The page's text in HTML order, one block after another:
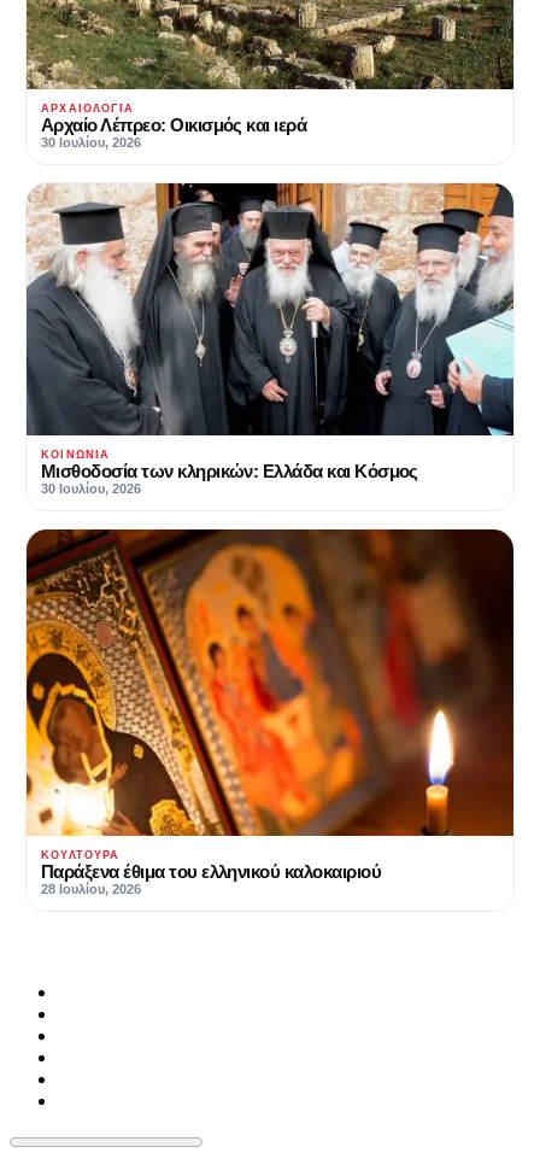
ΑΡΧΑΙΟΛΟΓΊΑ
Αρχαίο Λέπρεο: Οικισμός και ιερά
30 Ιουλίου, 2026
ΚΟΙΝΩΝΊΑ
Μισθοδοσία των κληρικών: Ελλάδα και Κόσμος
30 Ιουλίου, 2026
ΚΟΥΛΤΟΥΡΑ
Παράξενα έθιμα του ελληνικού καλοκαιριού
28 Ιουλίου, 2026